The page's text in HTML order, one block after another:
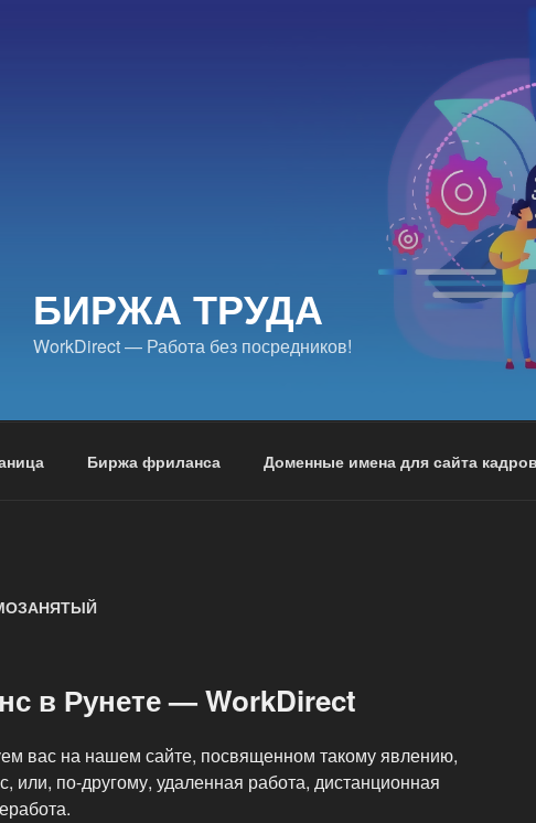
БИРЖА ТРУДА
WorkDirect — Работа без посредников!
Биржа фриланса Доменные имена для сайта
в Рунете — WorkDirect
вас на нашем сайте, посвященном такому явлению,
или, по-другому, удаленная работа, дистанционная